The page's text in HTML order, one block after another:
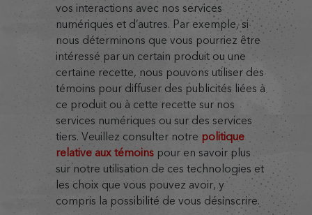
vos interactions avec nos services
numériques et d’autres. Par exemple, si
nous déterminons que vous pourriez être
intéressé par un certain produit ou une
certaine recette, nous pouvons utiliser des
témoins pour diffuser des publicités liées à
ce produit ou à cette recette sur nos
services numériques ou sur des services
tiers. Veuillez consulter notre politique
relative aux témoinspour en savoir plus
sur notre utilisation de ces technologies et
les choix que vous pouvez avoir, y
compris la possibilité de vous désinscrire.